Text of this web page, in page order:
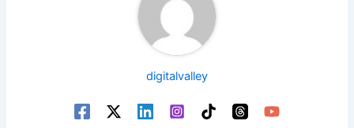
digitalvalley